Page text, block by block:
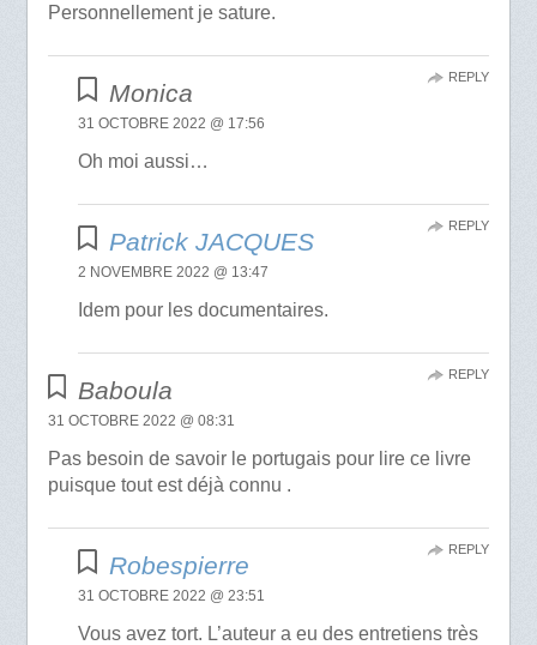
Personnellement je sature.
Monica
31 OCTOBRE 2022 @ 17:56
Oh moi aussi…
REPLY
Patrick JACQUES
2 NOVEMBRE 2022 @ 13:47
Idem pour les documentaires.
REPLY
Baboula
31 OCTOBRE 2022 @ 08:31
Pas besoin de savoir le portugais pour lire ce livre
puisque tout est déjà connu .
REPLY
Robespierre
31 OCTOBRE 2022 @ 23:51
Vous avez tort. L’auteur a eu des entretiens très
REPLY